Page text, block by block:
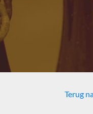
Terug